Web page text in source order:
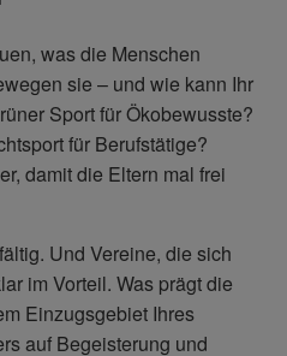
was die Menschen
sie – und wie kann Ihr
Sport für Ökobewusste?
für Berufstätige?
damit die Eltern mal frei
Und Vereine, die sich
im Vorteil. Was prägt die
Einzugsgebiet Ihres
auf Begeisterung und